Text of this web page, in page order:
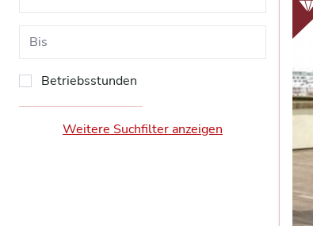
Betriebsstunden
Weitere Suchfilter anzeigen